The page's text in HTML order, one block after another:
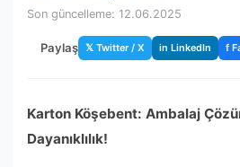
Son güncelleme: 12.06.2025
Paylaş 𝕏 Twitter / X in LinkedIn f
Karton Köşebent: Ambalaj
Dayanıklılık!